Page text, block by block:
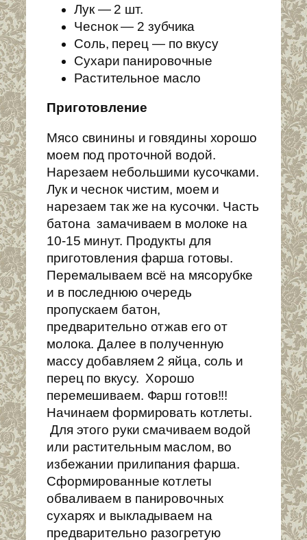
Лук — 2 шт.
Чеснок — 2 зубчика
Соль, перец — по вкусу
Сухари панировочные
Растительное масло
Приготовление
Мясо свинины и говядины хорошо
моем под проточной водой.
Нарезаем небольшими кусочками.
Лук и чеснок чистим, моем и
нарезаем так же на кусочки. Часть
батона замачиваем в молоке на
10-15 минут. Продукты для
приготовления фарша готовы.
Перемалываем всё на мясорубке
и в последнюю очередь
пропускаем батон,
предварительно отжав его от
молока. Далее в полученную
массу добавляем 2 яйца, соль и
перец по вкусу. Хорошо
перемешиваем. Фарш готов!!!
Начинаем формировать котлеты.
Для этого руки смачиваем водой
или растительным маслом, во
избежании прилипания фарша.
Сформированные котлеты
обваливаем в панировочных
сухарях и выкладываем на
предварительно разогретую